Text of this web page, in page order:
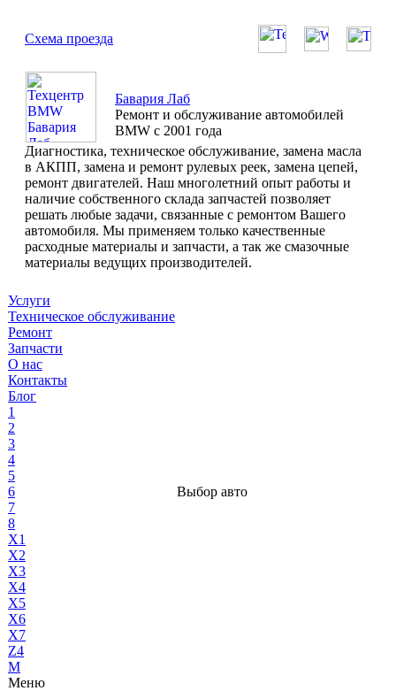
Схема проезда
Бавария Лаб
Ремонт и обслуживание автомобилей
BMW с 2001 года
Диагностика, техническое обслуживание, замена масла
в АКПП, замена и ремонт рулевых реек, замена цепей,
ремонт двигателей. Наш многолетний опыт работы и
наличие собственного склада запчастей позволяет
решать любые задачи, связанные с ремонтом Вашего
автомобиля. Мы применяем только качественные
расходные материалы и запчасти, а так же смазочные
материалы ведущих производителей.
Услуги
Техническое обслуживание
Ремонт
Запчасти
О нас
Контакты
Блог
1
2
3
4
5
6
7
8
X1
X2
X3
X4
X5
X6
X7
Z4
М
Меню
Выбор авто